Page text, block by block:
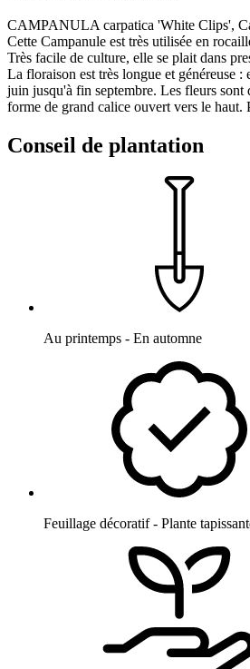
CAMPANULA carpatica 'White Clips',
Cette Campanule est très utilisée en
Très facile de culture, elle se plait dans
La floraison est très longue et généreuse :
juin jusqu'à fin septembre. Les fleurs sont
forme de grand calice ouvert vers le haut.
Conseil de plantation
Au printemps - En automne
Feuillage décoratif - Plante